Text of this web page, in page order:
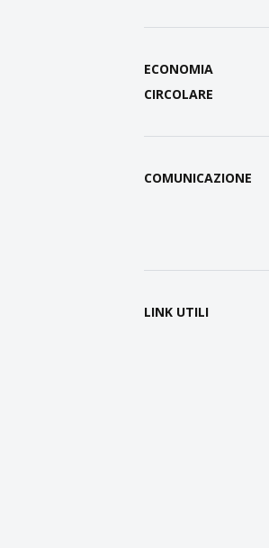
ECONOMIA
CIRCOLARE
COMUNICAZIONE
LINK UTILI